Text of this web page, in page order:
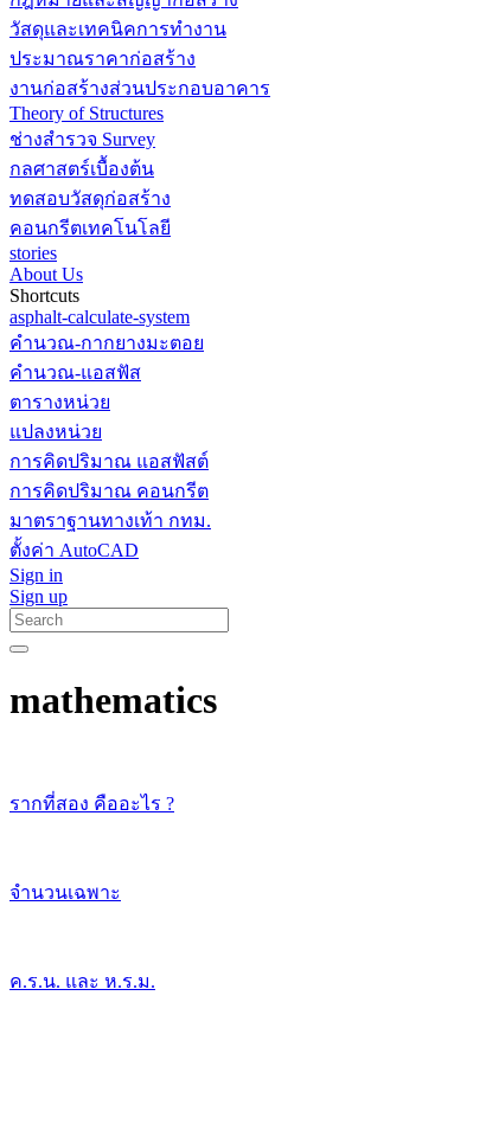
วัสดุและเทคนิคการทำงาน
ประมาณราคาก่อสร้าง
งานก่อสร้างส่วนประกอบอาคาร
Theory of Structures
ช่างสำรวจ Survey
กลศาสตร์เบื้องต้น
ทดสอบวัสดุก่อสร้าง
คอนกรีตเทคโนโลยี
stories
About Us
Shortcuts
asphalt-calculate-system
คำนวณ-กากยางมะตอย
คำนวณ-แอสฟัส
ตารางหน่วย
แปลงหน่วย
การคิดปริมาณ แอสฟัสต์
การคิดปริมาณ คอนกรีต
มาตราฐานทางเท้า กทม.
ตั้งค่า AutoCAD
Sign in
Sign up
mathematics
รากที่สอง คืออะไร ?
จำนวนเฉพาะ
ค.ร.น. และ ห.ร.ม.